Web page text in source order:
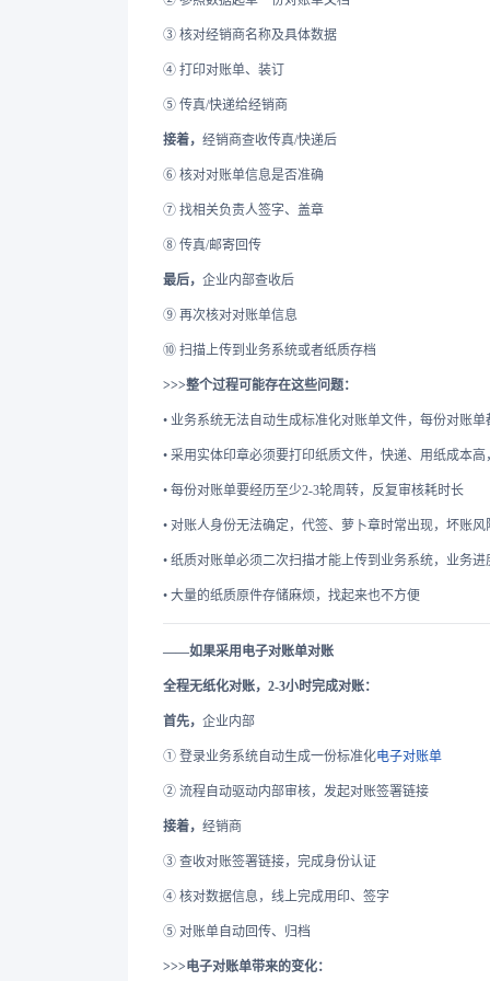
③ 核对经销商名称及具体数据
④ 打印对账单、装订
⑤ 传真/快递给经销商
接着， 经销商查收传真/快递后
⑥ 核对对账单信息是否准确
⑦ 找相关负责人签字、盖章
⑧ 传真/邮寄回传
最后， 企业内部查收后
⑨ 再次核对对账单信息
⑩ 扫描上传到业务系统或者纸质存档
>>>整个过程可能存在这些问题：
• 业务系统无法自动生成标准化对账单文件，每份对账
• 采用实体印章必须要打印纸质文件，快递、用纸成本
• 每份对账单要经历至少2-3轮周转，反复审核耗时长
• 对账人身份无法确定，代签、萝卜章时常出现，坏账风
• 纸质对账单必须二次扫描才能上传到业务系统，业务进
• 大量的纸质原件存储麻烦，找起来也不方便
——如果采用电子对账单对账
全程无纸化对账，2-3小时完成对账：
首先， 企业内部
① 登录业务系统自动生成一份标准化电子对账单
② 流程自动驱动内部审核，发起对账签署链接
接着， 经销商
③ 查收对账签署链接，完成身份认证
④ 核对数据信息，线上完成用印、签字
⑤ 对账单自动回传、归档
>>>电子对账单带来的变化：